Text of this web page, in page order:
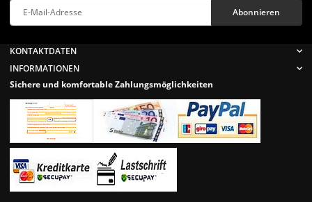
KONTAKTDATEN
INFORMATIONEN
Sichere und komfortable Zahlungsmöglichkeiten
Abonnieren